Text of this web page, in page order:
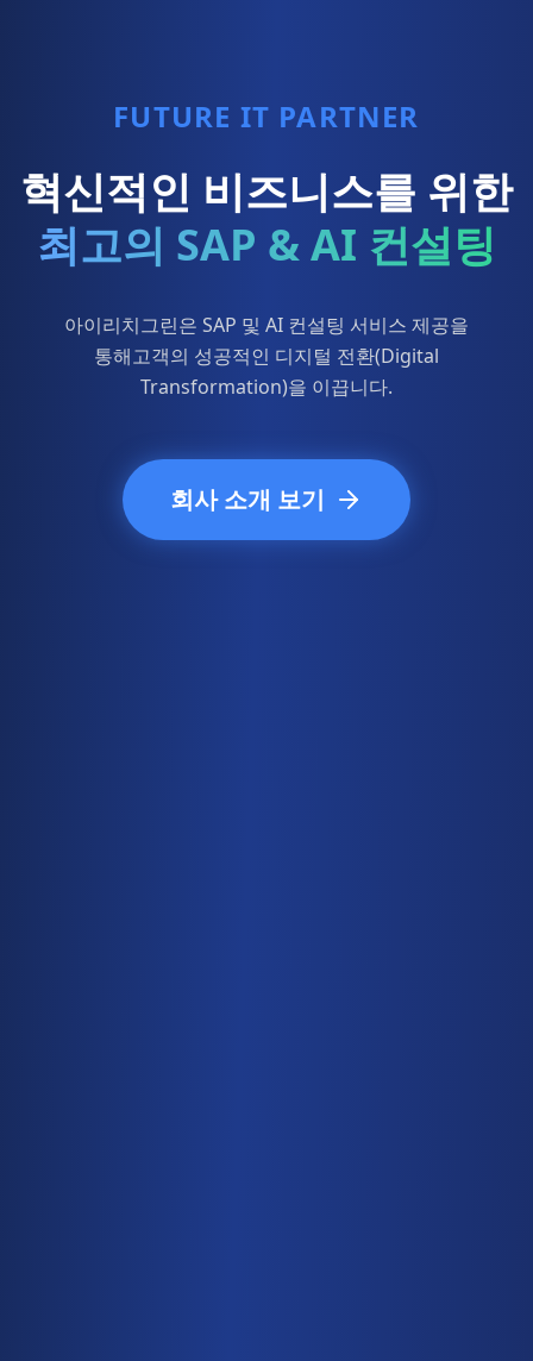
FUTURE IT PARTNER
혁신적인 비즈니스를 위한
최고의 SAP & AI 컨설팅
아이리치그린은 SAP 및 AI 컨설팅 서비스 제공을
통해고객의 성공적인 디지털 전환(Digital
Transformation)을 이끕니다.
회사 소개 보기